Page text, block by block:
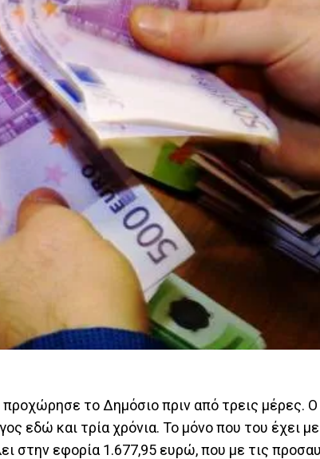
το Δημόσιο πριν από τρεις μέρες. Ο
εδώ και τρία χρόνια. Το μόνο που του έχει
στην εφορία 1.677,95 ευρώ, που με τις